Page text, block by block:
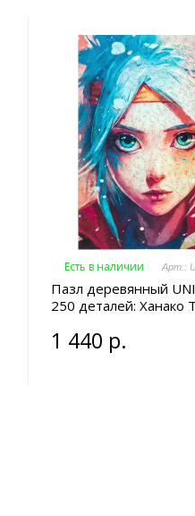
Есть в наличии Арт.:
Пазл деревянный
250 деталей: Ханако
1 440 р.